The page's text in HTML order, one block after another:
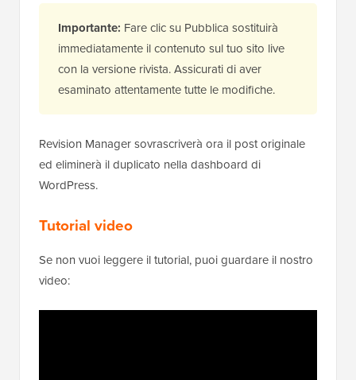
Importante: Fare clic su Pubblica sostituirà
immediatamente il contenuto sul tuo sito live
con la versione rivista. Assicurati di aver
esaminato attentamente tutte le modifiche.
Revision Manager sovrascriverà ora il post originale
ed eliminerà il duplicato nella dashboard di
WordPress.
Tutorial video
Se non vuoi leggere il tutorial, puoi guardare il nostro
video: